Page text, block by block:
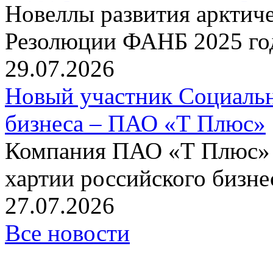
Новеллы развития
Резолюции ФАНБ 2025
29.07.2026
Новый участник
бизнеса – ПАО «Т Плюс»
Компания ПАО «Т Плюс»
хартии российского
27.07.2026
Все новости